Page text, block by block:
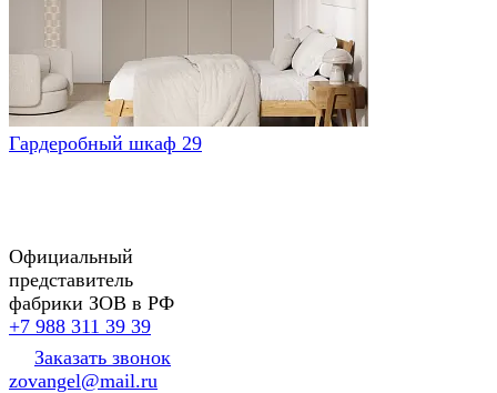
Гардеробный шкаф 29
Официальный
представитель
фабрики ЗОВ в РФ
+7 988 311 39 39
Заказать звонок
zovangel@mail.ru